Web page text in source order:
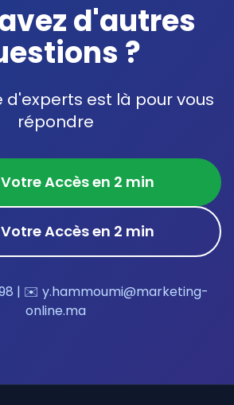
d'autres
?
d'experts est là pour vous
répondre
Accès en 2 min
Accès en 2 min
| ✉️ y.hammoumi@marketing-
online.ma